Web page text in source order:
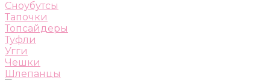
Сноубутсы
Тапочки
Топсайдеры
Туфли
Угги
Чешки
Шлепанцы